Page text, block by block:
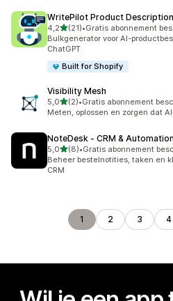
WritePilot Product Description
4,2van 5 sterren
(21)
21 recensies in totaal
•Gratis abonnement
Bulkgenerator voor AI-
ChatGPT
Built for Shopify
Visibility Mesh
5,0van 5 sterren
(2)
2 recensies in totaal
•Gratis abonnement
Meten, oplossen en zorgen dat
NoteDesk ‑ CRM &
5,0van 5 sterren
(8)
8 recensies in totaal
•Gratis abonnement
Beheer bestelnotities, taken en
CRM
1 2 3 4